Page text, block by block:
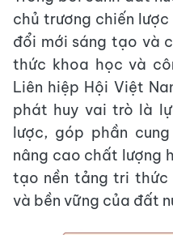
chủ trương chiến
đổi mới sáng tạo và
thức khoa học và
Liên hiệp Hội Việt
phát huy vai trò là
lược, góp phần
nâng cao chất lượng
tạo nền tảng tri thức
và bền vững của đất